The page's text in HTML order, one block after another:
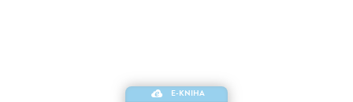
E-KNIHA